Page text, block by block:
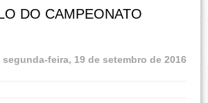
DO CAMPEONATO
segunda-feira, 19 de setembro de 2016